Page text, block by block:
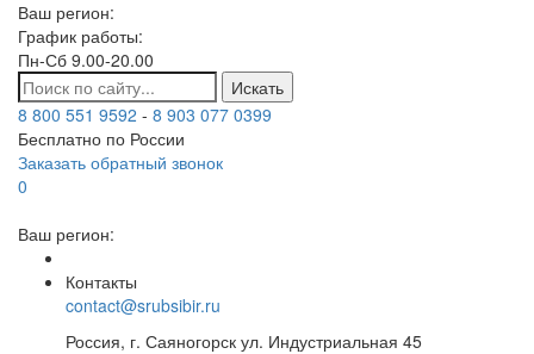
Ваш регион:
График работы:
Пн-Сб 9.00-20.00
Искать
8 800 551 9592 - 8 903 077 0399
Бесплатно по России
Заказать обратный звонок
0
Ваш регион:
Контакты
contact@srubsibir.ru
Россия, г. Саяногорск ул. Индустриальная 45